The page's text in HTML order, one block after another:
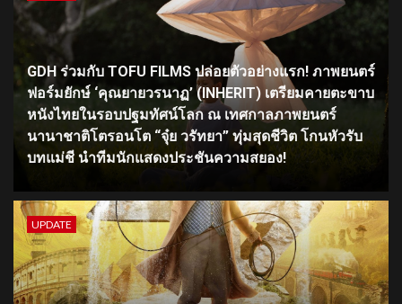
GDH ร่วมกับ TOFU FILMS ปล่อยตัวอย่างแรก! ภาพยนตร์
ฟอร์มยักษ์ ‘คุณยายวรนาฏ’ (INHERIT) เตรียมคายตะขาบ
หนังไทยในรอบปฐมทัศน์โลก ณ เทศกาลภาพยนตร์
นานาชาติโตรอนโต “จุ๋ย วรัทยา” ทุ่มสุดชีวิต โกนหัวรับ
บทแม่ชี นำทีมนักแสดงประชันความสยอง!
UPDATE